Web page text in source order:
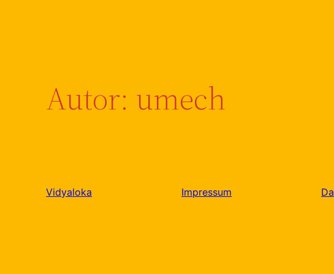
Autor: umech
Vidyaloka Impressum